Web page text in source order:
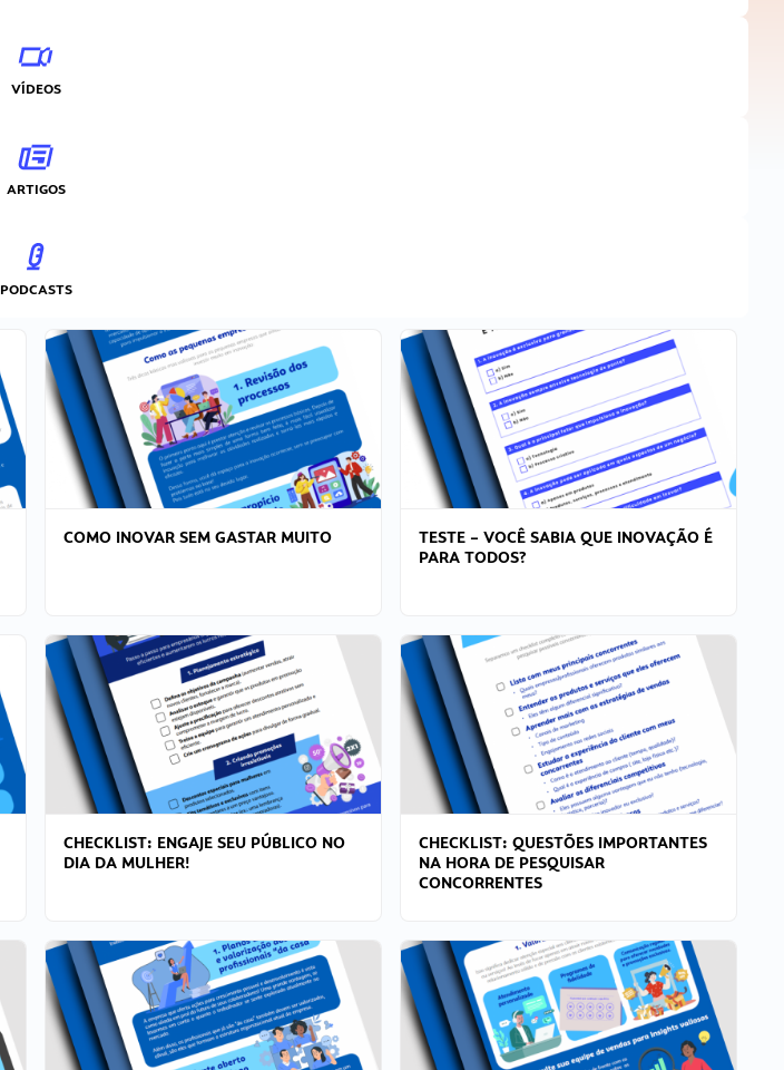
VÍDEOS
ARTIGOS
PODCASTS
COMO INOVAR SEM GASTAR MUITO
TESTE – VOCÊ SABIA QUE INOVAÇÃO É
PARA TODOS?
CHECKLIST: ENGAJE SEU PÚBLICO NO
DIA DA MULHER!
CHECKLIST: QUESTÕES IMPORTANTES
NA HORA DE PESQUISAR
CONCORRENTES